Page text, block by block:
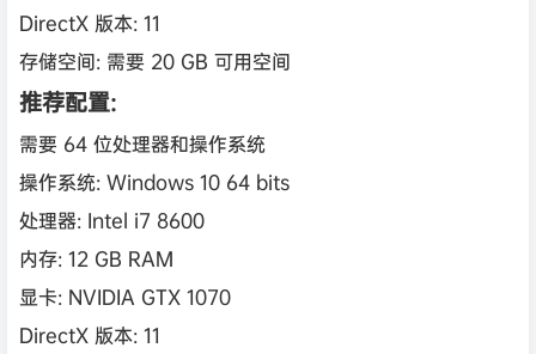
DirectX 版本: 11
存储空间: 需要 20 GB 可用空间
推荐配置:
需要 64 位处理器和操作系统
操作系统: Windows 10 64 bits
处理器: Intel i7 8600
内存: 12 GB RAM
显卡: NVIDIA GTX 1070
DirectX 版本: 11